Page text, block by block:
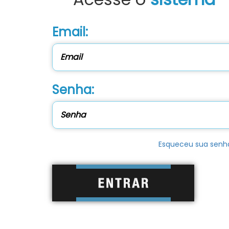
Email:
Senha:
Esqueceu sua